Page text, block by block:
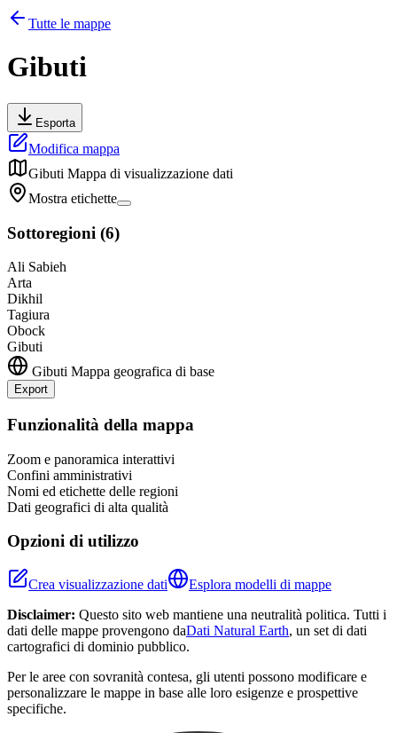
Tutte le mappe
Gibuti
Esporta
Modifica mappa
Gibuti Mappa di visualizzazione dati
Mostra etichette
Sottoregioni (6)
Ali Sabieh
Arta
Dikhil
Tagiura
Obock
Gibuti
Gibuti Mappa geografica di base
Export
+
Funzionalità della mappa
Zoom e panoramica interattivi
Confini amministrativi
Nomi ed etichette delle regioni
Dati geografici di alta qualità
Opzioni di utilizzo
Crea visualizzazione dati
Esplora modelli di mappe
Disclaimer: Questo sito web mantiene una neutralità politica. Tutti i
dati delle mappe provengono daDati Natural Earth, un set di dati
cartografici di dominio pubblico.
Per le aree con sovranità contesa, gli utenti possono modificare e
personalizzare le mappe in base alle loro esigenze e prospettive
specifiche.